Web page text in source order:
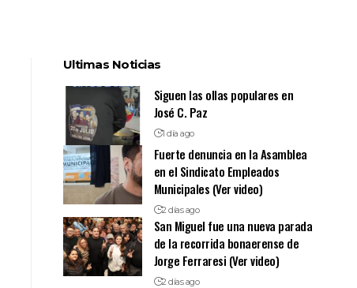
Ultimas Noticias
Siguen las ollas populares en
José C. Paz
1 día ago
Fuerte denuncia en la Asamblea
en el Sindicato Empleados
Municipales (Ver video)
2 días ago
San Miguel fue una nueva parada
de la recorrida bonaerense de
Jorge Ferraresi (Ver video)
2 días ago